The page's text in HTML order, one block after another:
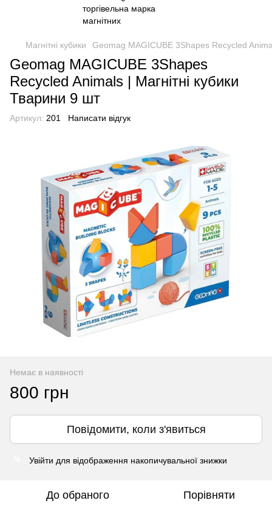
Магнітні кубики Geomag MAGICUBE 3Shapes Recycled
Geomag MAGICUBE 3Shapes
Recycled Animals | Магнітні кубики
Тварини 9 шт
Артикул: 201 Написати відгук
Немає в наявності
800 грн
Повідомити, коли з'явиться
Увійти для відображення накопичувальної знижки
До обраного Порівняти